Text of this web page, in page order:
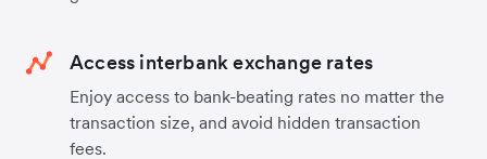
Access interbank exchange rates
Enjoy access to bank-beating rates no matter the
transaction size, and avoid hidden transaction
fees.